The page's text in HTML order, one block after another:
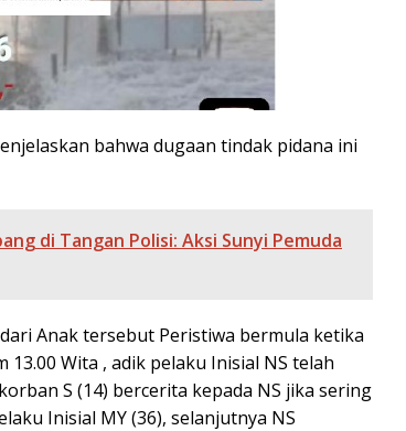
bahwa dugaan tindak pidana ini
di Tangan Polisi: Aksi Sunyi Pemuda
Anak tersebut Peristiwa bermula ketika
13.00 Wita , adik pelaku Inisial NS telah
S (14) bercerita kepada NS jika sering
Inisial MY (36), selanjutnya NS